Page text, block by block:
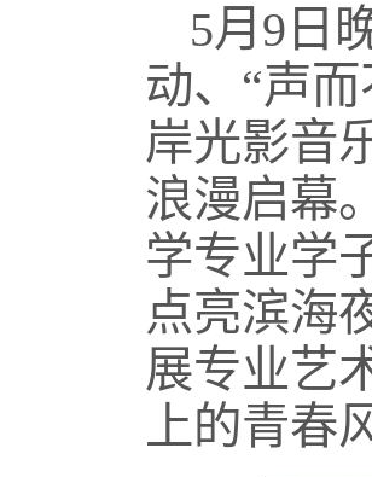
5月9日
动、“声
岸光影音
浪漫启幕
学专业学
点亮滨海
展专业艺
上的青春